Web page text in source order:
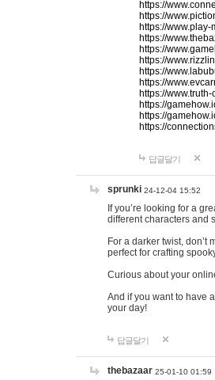
https://
https://
https://
https://
https://
https://
https://
https://
https://
https://
https://
https://
답글달기
sprunki 24-12-04 15:52
If you’re looking for a
different characters and
For a darker twist, don’t
perfect for crafting
Curious about your
And if you want to have
your day!
답글달기
thebazaar 25-01-10 01:59